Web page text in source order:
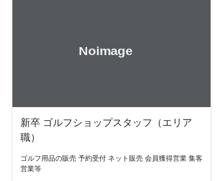
新卒 ゴルフショップスタッフ（エリア
職）
ゴルフ用品の販売 予約受付 ネット販売 会員獲得営業 集客
営業等